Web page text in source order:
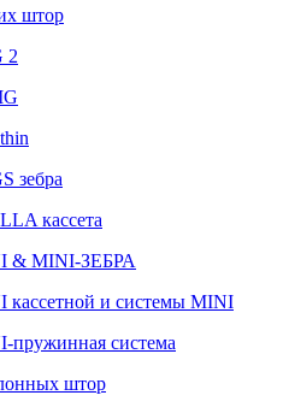
штор
2
зебра
кассета
& MINI-ЗЕБРА
и системы MINI
пружинная система
штор